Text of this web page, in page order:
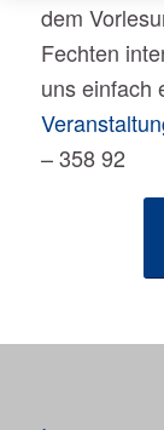
dem
Fechten
uns einfach
– 358 92